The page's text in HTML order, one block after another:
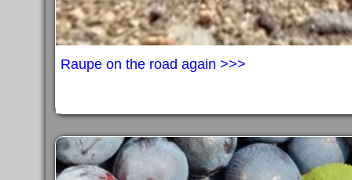
Raupe on the road again >>>